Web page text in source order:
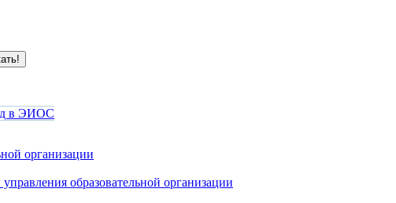
в ЭИОС
организации
образовательной организации